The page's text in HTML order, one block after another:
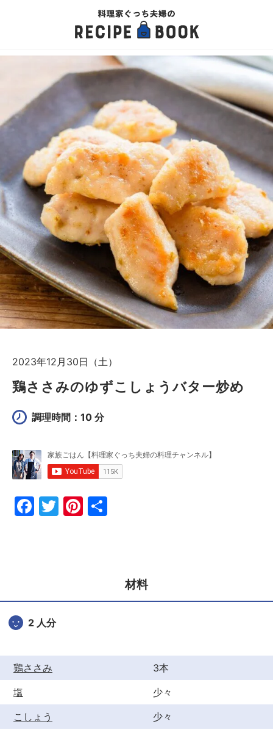
2023年12月30日（土）
鶏ささみのゆずこしょうバター炒め
調理時間：10 分
F
o
o
T
Pi
材料
2 人分
鶏ささみ
3本
塩
少々
こしょう
少々